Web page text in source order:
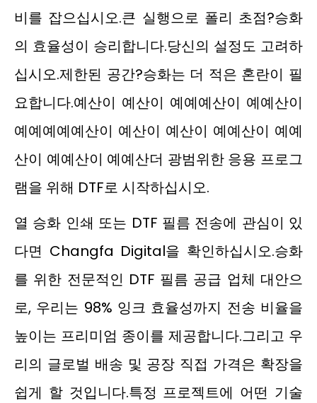
비를 잡으십시오.큰 실행으로 폴리 초점?승화
의 효율성이 승리합니다.당신의 설정도 고려하
십시오.제한된 공간?승화는 더 적은 혼란이 필
요합니다.예산이 예산이 예예예산이 예예산이
예예예예예산이 예산이 예산이 예예산이 예예
산이 예예산이 예예산더 광범위한 응용 프로그
램을 위해 DTF로 시작하십시오.
열 승화 인쇄 또는 DTF 필름 전송에 관심이 있
다면 Changfa Digital을 확인하십시오.승화
를 위한 전문적인 DTF 필름 공급 업체 대안으
로, 우리는 98% 잉크 효율성까지 전송 비율을
높이는 프리미엄 종이를 제공합니다.그리고 우
리의 글로벌 배송 및 공장 직접 가격은 확장을
쉽게 할 것입니다.특정 프로젝트에 어떤 기술